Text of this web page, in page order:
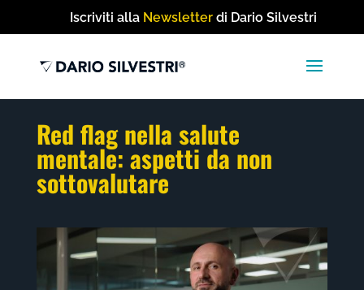
Iscriviti alla Newsletter di Dario Silvestri
Red flag nella salute
mentale: aspetti da non
sottovalutare